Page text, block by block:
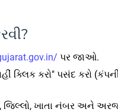
પર જાઓ.
ક્લિક કરો" પસંદ કરો
જિલ્લો, ખાતા નંબર અને